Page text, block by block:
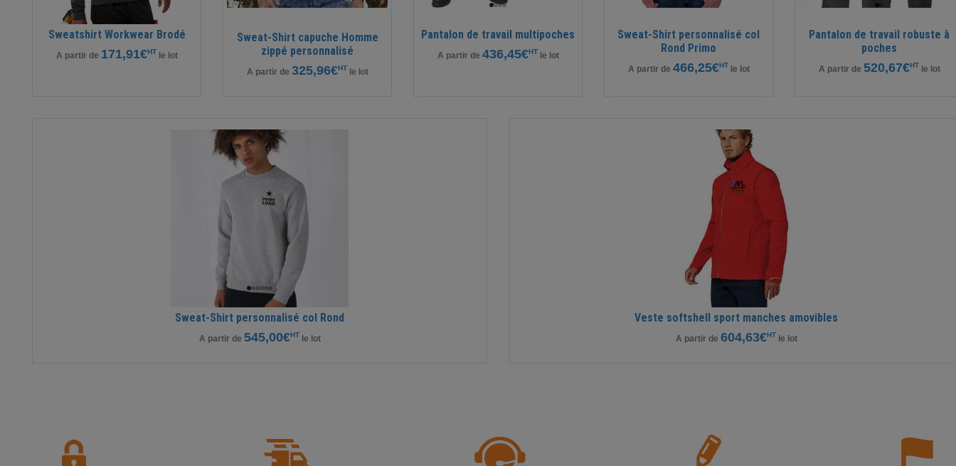
Sweatshirt Workwear Brodé
A partir de 171,91€HT le lot
Sweat-Shirt capuche Homme
zippé personnalisé
A partir de 325,96€HT le lot
Pantalon de travail multipoches
A partir de 436,45€HT le lot
Sweat-Shirt personnalisé col
Rond Primo
A partir de 466,25€HT le lot
Pantalon de travail robuste à
poches
A partir de 520,67€HT le lot
Sweat-Shirt personnalisé col Rond
A partir de 545,00€HT le lot
Veste softshell sport manches amovibles
A partir de 604,63€HT le lot